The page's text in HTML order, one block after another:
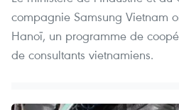
compagnie Samsung Vietnam
Hanoï, un programme de
de consultants vietnamiens.